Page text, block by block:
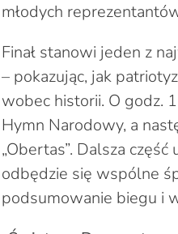
młodych
Finał stanowi jeden z
– pokazując, jak
wobec historii. O godz.
Hymn Narodowy, a
„Obertas”. Dalsza
odbędzie się wspólne
podsumowanie biegu i